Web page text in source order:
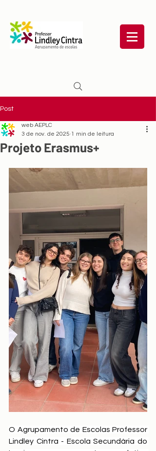
Post
Projeto Erasmus+
web AEPLC
3 de nov. de 2025 1 min de leitura
O Agrupamento de Escolas Professor
Lindley Cintra - Escola Secundária do